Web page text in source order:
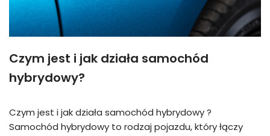
Czym jest i jak działa samochód
hybrydowy?
Czym jest i jak działa samochód hybrydowy ?
Samochód hybrydowy to rodzaj pojazdu, który łączy